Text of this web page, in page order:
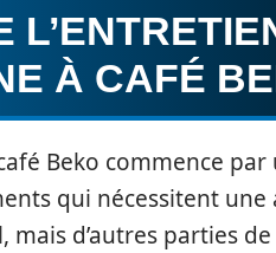
À CAFÉ
Beko commence
qui nécessitent
d’autres parties